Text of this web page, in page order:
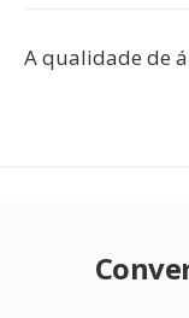
A qualidade de